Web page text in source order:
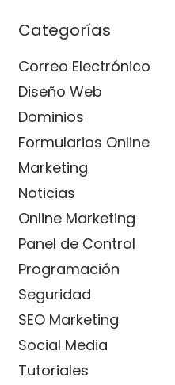
Categorías
Correo Electrónico
Diseño Web
Dominios
Formularios Online
Marketing
Noticias
Online Marketing
Panel de Control
Programación
Seguridad
SEO Marketing
Social Media
Tutoriales